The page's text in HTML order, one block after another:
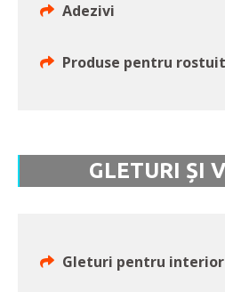
Adezivi
Produse pentru rostuit
GLETURI ȘI
Gleturi pentru interior